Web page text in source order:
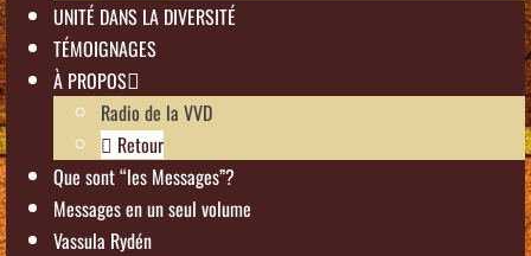
UNITÉ DANS LA DIVERSITÉ
TÉMOIGNAGES
À PROPOS
Radio de la VVD
Retour
Que sont “les Messages”?
Messages en un seul volume
Vassula Rydén